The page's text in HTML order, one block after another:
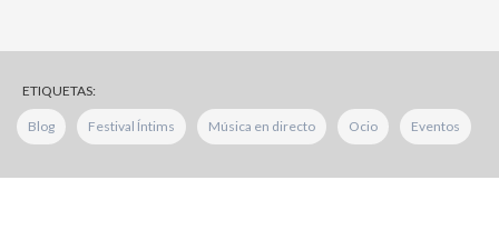
ETIQUETAS:
Blog Festival Íntims Música en directo Ocio Eventos